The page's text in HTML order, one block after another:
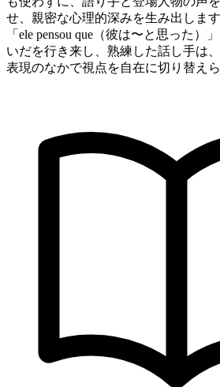
せ、親密な心理的深みを生み出しま
「ele pensou que（彼は〜と思った）
いだを行き来し、熟練した話し手は
表現のなかで視点を自在に切り替えら